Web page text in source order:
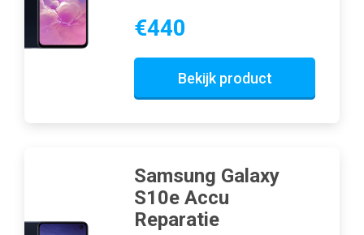
€440
Bekijk product
Samsung Galaxy
S10e Accu
Reparatie